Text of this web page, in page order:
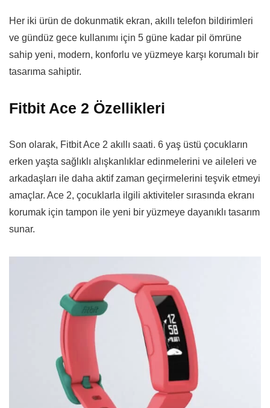
Her iki ürün de dokunmatik ekran, akıllı telefon bildirimleri
ve gündüz gece kullanımı için 5 güne kadar pil ömrüne
sahip yeni, modern, konforlu ve yüzmeye karşı korumalı bir
tasarıma sahiptir.
Fitbit Ace 2 Özellikleri
Son olarak, Fitbit Ace 2 akıllı saati. 6 yaş üstü çocukların
erken yaşta sağlıklı alışkanlıklar edinmelerini ve aileleri ve
arkadaşları ile daha aktif zaman geçirmelerini teşvik etmeyi
amaçlar. Ace 2, çocuklarla ilgili aktiviteler sırasında ekranı
korumak için tampon ile yeni bir yüzmeye dayanıklı tasarım
sunar.